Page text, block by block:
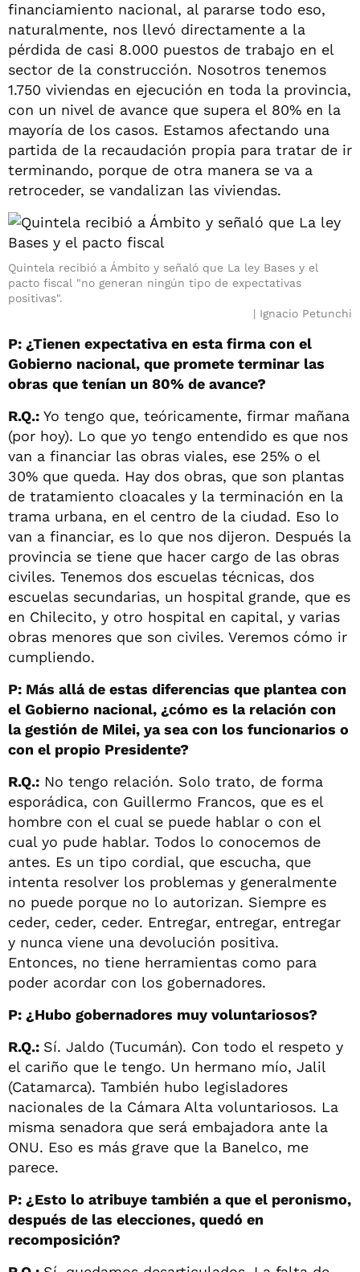
financiamiento nacional, al pararse todo eso,
naturalmente, nos llevó directamente a la
pérdida de casi 8.000 puestos de trabajo en el
sector de la construcción. Nosotros tenemos
1.750 viviendas en ejecución en toda la provincia,
con un nivel de avance que supera el 80% en la
mayoría de los casos. Estamos afectando una
partida de la recaudación propia para tratar de ir
terminando, porque de otra manera se va a
retroceder, se vandalizan las viviendas.
Quintela recibió a Ámbito y señaló que La ley Bases y el
pacto fiscal "no generan ningún tipo de expectativas
positivas".
Ignacio Petunchi
P: ¿Tienen expectativa en esta firma con el
Gobierno nacional, que promete terminar las
obras que tenían un 80% de avance?
R.Q.: Yo tengo que, teóricamente, firmar mañana
(por hoy). Lo que yo tengo entendido es que nos
van a financiar las obras viales, ese 25% o el
30% que queda. Hay dos obras, que son plantas
de tratamiento cloacales y la terminación en la
trama urbana, en el centro de la ciudad. Eso lo
van a financiar, es lo que nos dijeron. Después la
provincia se tiene que hacer cargo de las obras
civiles. Tenemos dos escuelas técnicas, dos
escuelas secundarias, un hospital grande, que es
en Chilecito, y otro hospital en capital, y varias
obras menores que son civiles. Veremos cómo ir
cumpliendo.
P: Más allá de estas diferencias que plantea con
el Gobierno nacional, ¿cómo es la relación con
la gestión de Milei, ya sea con los funcionarios o
con el propio Presidente?
R.Q.: No tengo relación. Solo trato, de forma
esporádica, con Guillermo Francos, que es el
hombre con el cual se puede hablar o con el
cual yo pude hablar. Todos lo conocemos de
antes. Es un tipo cordial, que escucha, que
intenta resolver los problemas y generalmente
no puede porque no lo autorizan. Siempre es
ceder, ceder, ceder. Entregar, entregar, entregar
y nunca viene una devolución positiva.
Entonces, no tiene herramientas como para
poder acordar con los gobernadores.
P: ¿Hubo gobernadores muy voluntariosos?
R.Q.: Sí. Jaldo (Tucumán). Con todo el respeto y
el cariño que le tengo. Un hermano mío, Jalil
(Catamarca). También hubo legisladores
nacionales de la Cámara Alta voluntariosos. La
misma senadora que será embajadora ante la
ONU. Eso es más grave que la Banelco, me
parece.
P: ¿Esto lo atribuye también a que el peronismo,
después de las elecciones, quedó en
recomposición?